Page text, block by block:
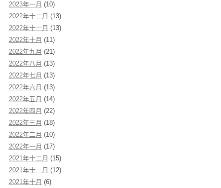
2023年一月 (10)
2022年十二月 (13)
2022年十一月 (13)
2022年十月 (11)
2022年九月 (21)
2022年八月 (13)
2022年七月 (13)
2022年六月 (13)
2022年五月 (14)
2022年四月 (22)
2022年三月 (18)
2022年二月 (10)
2022年一月 (17)
2021年十二月 (15)
2021年十一月 (12)
2021年十月 (6)